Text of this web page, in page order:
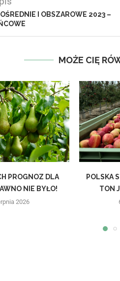
I OBSZAROWE 2023 –
MOŻE CIĘ
PROGNOZ DLA
NIE BYŁO!
2026
POLSKA
TON